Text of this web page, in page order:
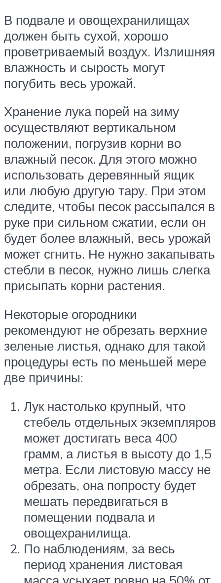
В подвале и овощехранилищах
должен быть сухой, хорошо
проветриваемый воздух. Излишняя
влажность и сырость могут
погубить весь урожай.
Хранение лука порей на зиму
осуществляют вертикальном
положении, погрузив корни во
влажный песок. Для этого можно
использовать деревянный ящик
или любую другую тару. При этом
следите, чтобы песок рассыпался в
руке при сильном сжатии, если он
будет более влажный, весь урожай
может сгнить. Не нужно закапывать
стебли в песок, нужно лишь слегка
присыпать корни растения.
Некоторые огородники
рекомендуют не обрезать верхние
зеленые листья, однако для такой
процедуры есть по меньшей мере
две причины:
Лук настолько крупный, что
стебель отдельных экземпляров
может достигать веса 400
грамм, а листья в высоту до 1,5
метра. Если листовую массу не
обрезать, она попросту будет
мешать передвигаться в
помещении подвала и
овощехранилища.
По наблюдениям, за весь
период хранения листовая
масса усыхает ровно на 50% от